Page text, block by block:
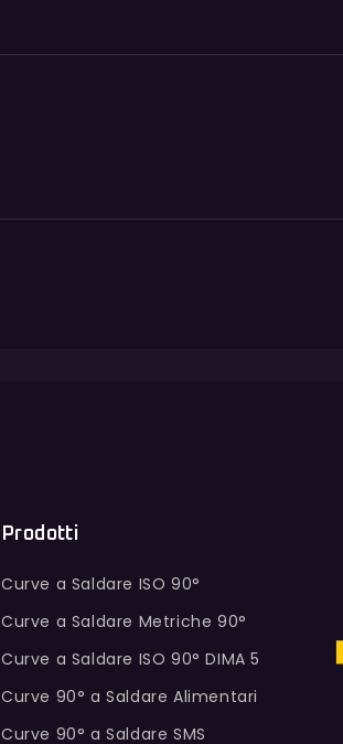
Prodotti
Curve a Saldare ISO 90°
Curve a Saldare Metriche 90°
Curve a Saldare ISO 90° DIMA 5
Curve 90° a Saldare Alimentari
Curve 90° a Saldare SMS